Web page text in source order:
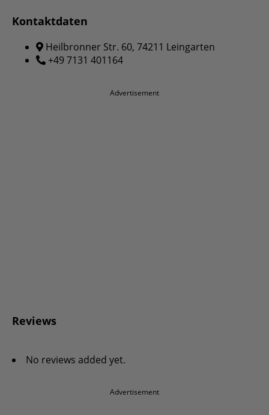
Kontaktdaten
Heilbronner Str. 60, 74211 Leingarten
+49 7131 401164
Advertisement
Reviews
No reviews added yet.
Advertisement